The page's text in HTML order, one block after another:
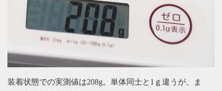
装着状態での実測値は208g。単体同士と1ｇ違うが、ま